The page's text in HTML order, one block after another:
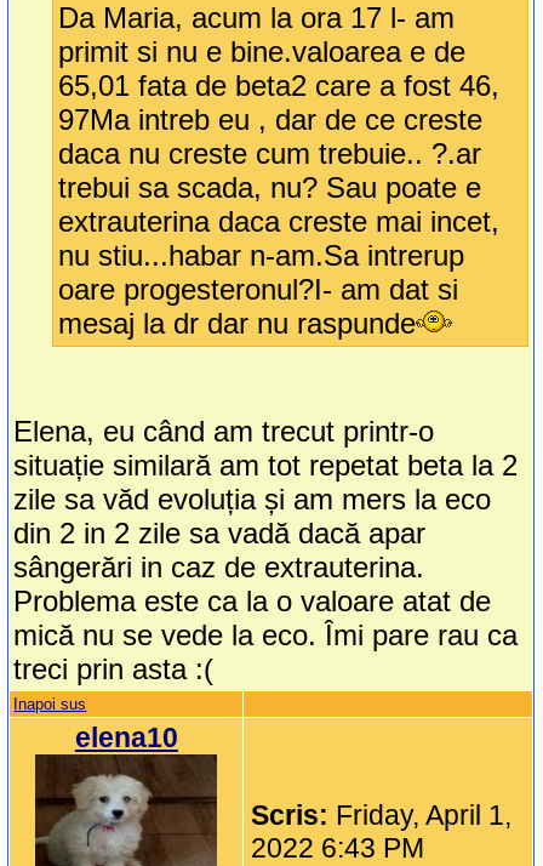
Da Maria, acum la ora 17 l- am
primit si nu e bine.valoarea e de
65,01 fata de beta2 care a fost 46,
97Ma intreb eu , dar de ce creste
daca nu creste cum trebuie.. ?.ar
trebui sa scada, nu? Sau poate e
extrauterina daca creste mai incet,
nu stiu...habar n-am.Sa intrerup
oare progesteronul?I- am dat si
mesaj la dr dar nu raspunde
Elena, eu când am trecut printr-o
situație similară am tot repetat beta la 2
zile sa văd evoluția și am mers la eco
din 2 in 2 zile sa vadă dacă apar
sângerări in caz de extrauterina.
Problema este ca la o valoare atat de
mică nu se vede la eco. Îmi pare rau ca
treci prin asta :(
Inapoi sus
elena10
Scris: Friday, April 1,
2022 6:43 PM